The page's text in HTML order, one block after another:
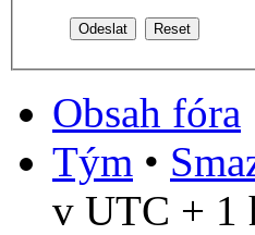
Obsah fóra
Tým •
v UTC + 1